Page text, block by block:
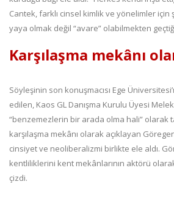
Cantek, farklı cinsel kimlik ve yönelimler
yaya olmak değil “avare” olabilmekten
Karşılaşma mekânı
Söyleşinin son konuşmacısı Ege
edilen, Kaos GL Danışma Kurulu Üyesi
“benzemezlerin bir arada olma hali” olarak
karşılaşma mekânı olarak açıklayan
cinsiyet ve neoliberalizmi birlikte ele aldı.
kentliliklerini kent mekânlarının aktörü olarak
çizdi.